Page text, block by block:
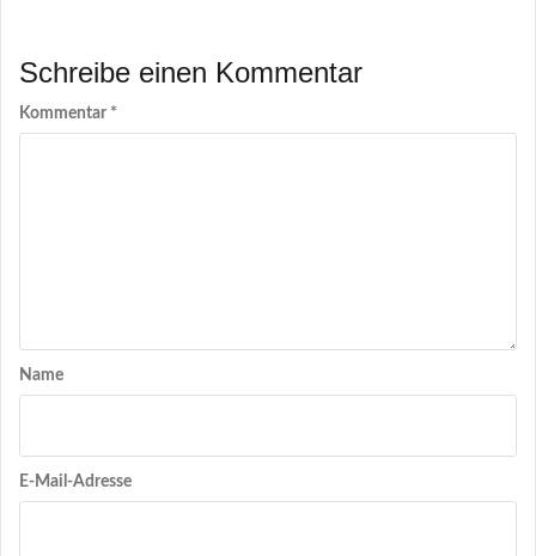
Schreibe einen Kommentar
Kommentar *
Name
E-Mail-Adresse